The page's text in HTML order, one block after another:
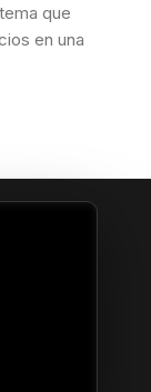
que
en una